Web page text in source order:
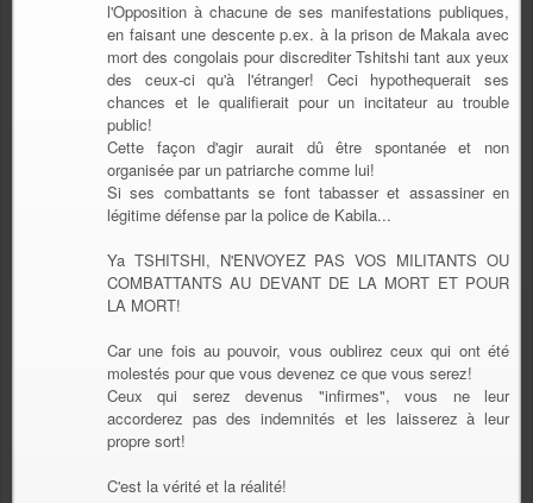
l'Opposition à chacune de ses manifestations publiques,
en faisant une descente p.ex. à la prison de Makala avec
mort des congolais pour discrediter Tshitshi tant aux yeux
des ceux-ci qu'à l'étranger! Ceci hypothequerait ses
chances et le qualifierait pour un incitateur au trouble
public!
Cette façon d'agir aurait dû être spontanée et non
organisée par un patriarche comme lui!
Si ses combattants se font tabasser et assassiner en
légitime défense par la police de Kabila...
Ya TSHITSHI, N'ENVOYEZ PAS VOS MILITANTS OU
COMBATTANTS AU DEVANT DE LA MORT ET POUR
LA MORT!
Car une fois au pouvoir, vous oublirez ceux qui ont été
molestés pour que vous devenez ce que vous serez!
Ceux qui serez devenus "infirmes", vous ne leur
accorderez pas des indemnités et les laisserez à leur
propre sort!
C'est la vérité et la réalité!